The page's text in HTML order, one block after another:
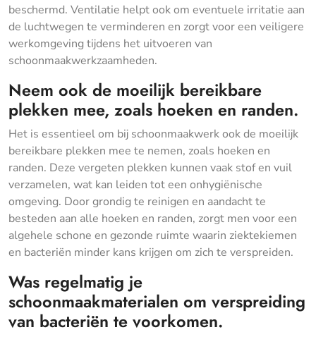
beschermd. Ventilatie helpt ook om eventuele irritatie aan
de luchtwegen te verminderen en zorgt voor een veiligere
werkomgeving tijdens het uitvoeren van
schoonmaakwerkzaamheden.
Neem ook de moeilijk bereikbare
plekken mee, zoals hoeken en randen.
Het is essentieel om bij schoonmaakwerk ook de moeilijk
bereikbare plekken mee te nemen, zoals hoeken en
randen. Deze vergeten plekken kunnen vaak stof en vuil
verzamelen, wat kan leiden tot een onhygiënische
omgeving. Door grondig te reinigen en aandacht te
besteden aan alle hoeken en randen, zorgt men voor een
algehele schone en gezonde ruimte waarin ziektekiemen
en bacteriën minder kans krijgen om zich te verspreiden.
Was regelmatig je
schoonmaakmaterialen om verspreiding
van bacteriën te voorkomen.